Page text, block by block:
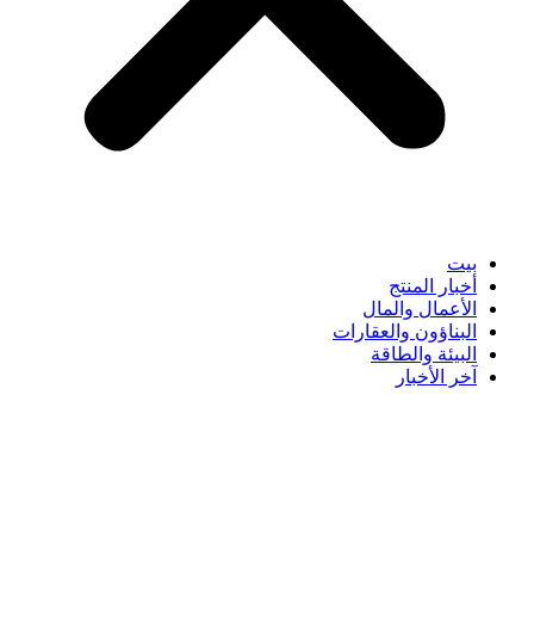
بيت
أخبار المنتج
الأعمال والمال
البناؤون والعقارات
البيئة والطاقة
آخر الأخبار